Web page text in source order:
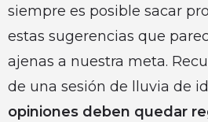
siempre es posible sacar
estas sugerencias que
ajenas a nuestra meta.
de una sesión de lluvia de
opiniones deben quedar